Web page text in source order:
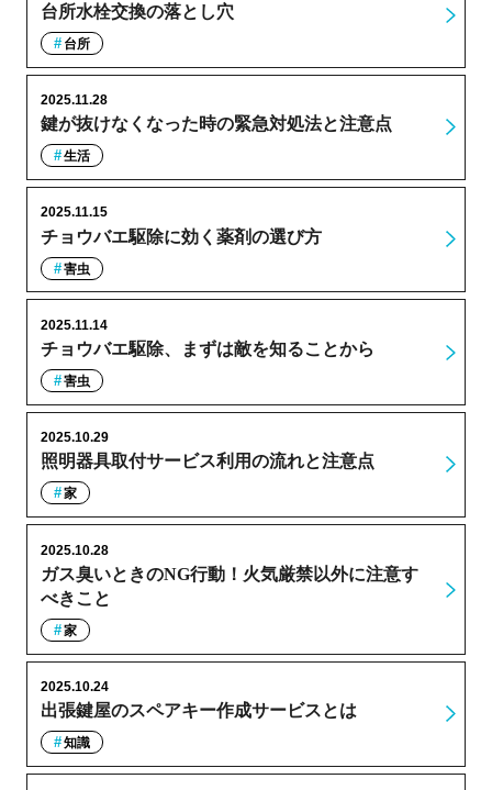
台所水栓交換の落とし穴
台所
鍵が抜けなくなった時の緊急対処法と注意点
2025.11.28
生活
チョウバエ駆除に効く薬剤の選び方
2025.11.15
害虫
チョウバエ駆除、まずは敵を知ることから
2025.11.14
害虫
照明器具取付サービス利用の流れと注意点
2025.10.29
家
ガス臭いときのNG行動！火気厳禁以外に注意す
べきこと
2025.10.28
家
出張鍵屋のスペアキー作成サービスとは
2025.10.24
知識